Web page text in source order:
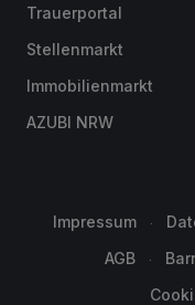
Trauerportal
Stellenmarkt
Immobilienmarkt
AZUBI NRW
Impressum
AGB